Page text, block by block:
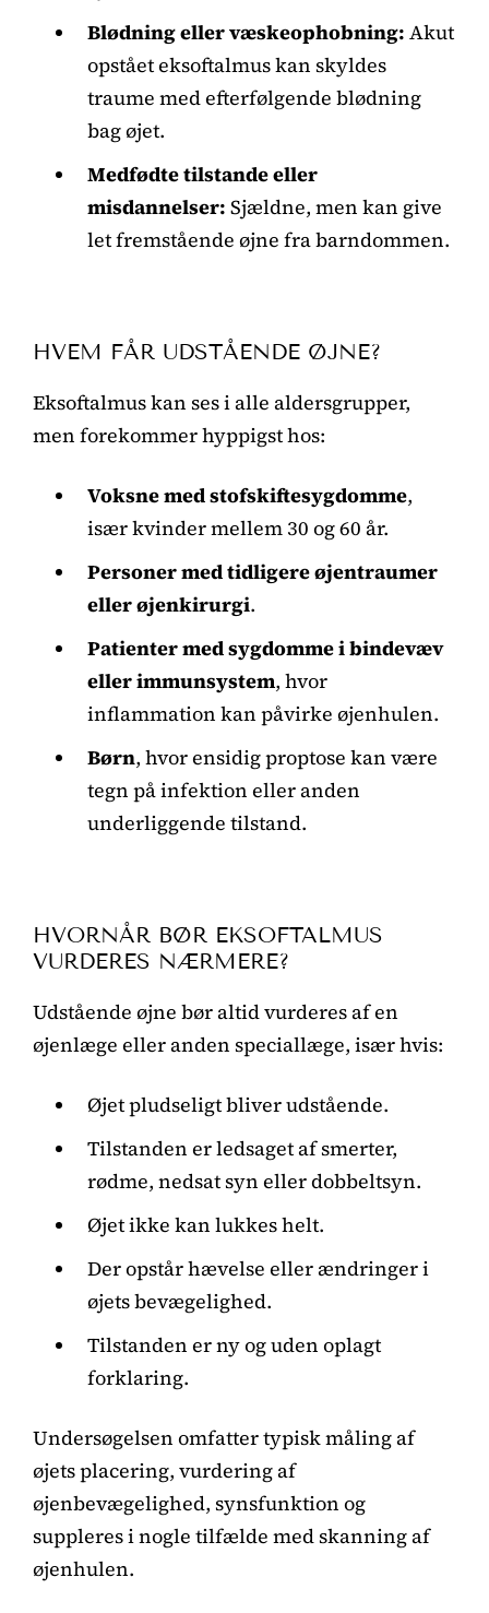
Blødning eller væskeophobning: Akut
opstået eksoftalmus kan skyldes
traume med efterfølgende blødning
bag øjet.
Medfødte tilstande eller
misdannelser: Sjældne, men kan give
let fremstående øjne fra barndommen.
HVEM FÅR UDSTÅENDE ØJNE?
Eksoftalmus kan ses i alle aldersgrupper,
men forekommer hyppigst hos:
Voksne med stofskiftesygdomme,
især kvinder mellem 30 og 60 år.
Personer med tidligere øjentraumer
eller øjenkirurgi.
Patienter med sygdomme i bindevæv
eller immunsystem, hvor
inflammation kan påvirke øjenhulen.
Børn, hvor ensidig proptose kan være
tegn på infektion eller anden
underliggende tilstand.
HVORNÅR BØR EKSOFTALMUS
VURDERES NÆRMERE?
Udstående øjne bør altid vurderes af en
øjenlæge eller anden speciallæge, især hvis:
Øjet pludseligt bliver udstående.
Tilstanden er ledsaget af smerter,
rødme, nedsat syn eller dobbeltsyn.
Øjet ikke kan lukkes helt.
Der opstår hævelse eller ændringer i
øjets bevægelighed.
Tilstanden er ny og uden oplagt
forklaring.
Undersøgelsen omfatter typisk måling af
øjets placering, vurdering af
øjenbevægelighed, synsfunktion og
suppleres i nogle tilfælde med skanning af
øjenhulen.